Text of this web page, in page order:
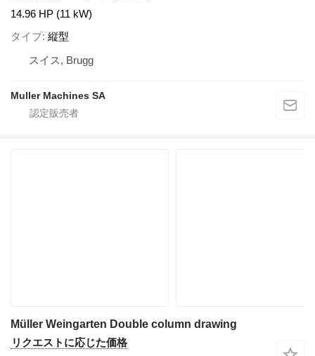
14.96 HP (11 kW)
タイプ 縦型
スイス, Brugg
Muller Machines SA
Müller Weingarten Double column drawing
リクエストに応じた価格